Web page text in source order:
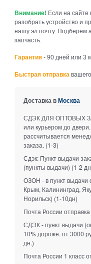
Внимание! Если на
разобрать устройство и
нашу эл.почту. Подберем
запчасть.
Гарантия - 90 дней или 3
Быстрая отправка
Доставка вМосква
СДЭК ДЛЯ ОПТОВЫХ
или курьером до
рассчитывается
заказа. (1-3)
Сдэк: Пункт выдачи
(пункты выдачи) (1-2
ОЗОН - в пункт выдачи
Крым, Калининград,
Норильск) (1-10дн)
Почта России отправка
СДЭК - пункт выдачи
10% дороже. от 3000
дн.)
Почта России 1 класс